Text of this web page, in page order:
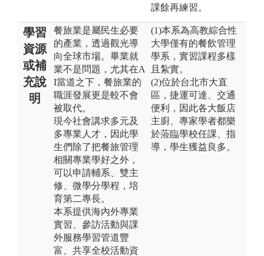
課餘再練習。
學習
資源
或補
充說
明
餐旅業是屬民生必要
的產業，透過觀光導
向全球市場。畢業就
業不是問題，尤其在A
I當道之下，餐旅業的
職涯發展更是較不會
被取代。
現今社會講求多元及
多專業人才，因此學
生們除了把餐旅管理
相關專業學好之外，
可以申請輔系、雙主
修、微學分學程，培
育第二專長。
本系提供海內外專業
實習、參訪活動與課
外服務學習管道豐
富、共享全校活動資
(1)本系為高教綜合性
大學僅有的餐飲管理
學系，實習課程多樣
且紮實。
(2)位於台北市大直
區，捷運可達、交通
便利，因此各大飯店
主廚、專家學者都樂
於蒞臨學校任課、指
導，學生獲益良多。